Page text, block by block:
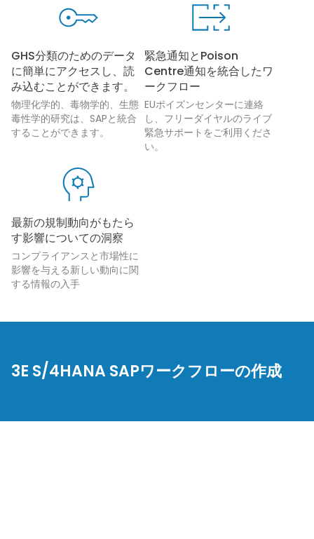
GHS分類のためのデータ
に簡単にアクセスし、読
み込むことができます。
物理化学的、毒物学的、生態
毒性学的研究は、SAPと統合
することができます。
緊急通知とPoison
Centre通知を統合したワ
ークフロー
EUポイズンセンターに連絡
し、フリーダイヤルのライブ
緊急サポートをご利用くださ
い。
最新の規制動向がもたら
す影響についての洞察
コンプライアンスと市場性に
影響を与える新しい動向に関
する情報の入手
3E S/4HANA SAPワークフローの作成